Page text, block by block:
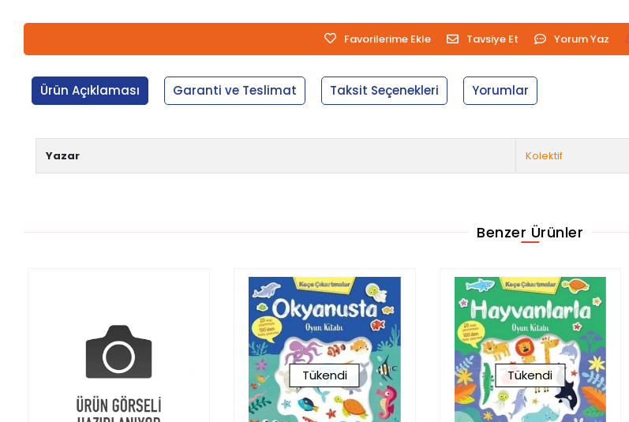
Favorilerime Ekle Tavsiye Et Yorum Yaz
Ürün Açıklaması Garanti ve Teslimat Taksit Seçenekleri Yorumlar
Yazar Kolektif
Benzer Ürünler
Tükendi Tükendi